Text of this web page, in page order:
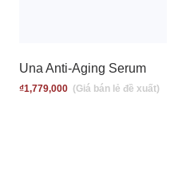
Una Anti-Aging Serum
₫1,779,000